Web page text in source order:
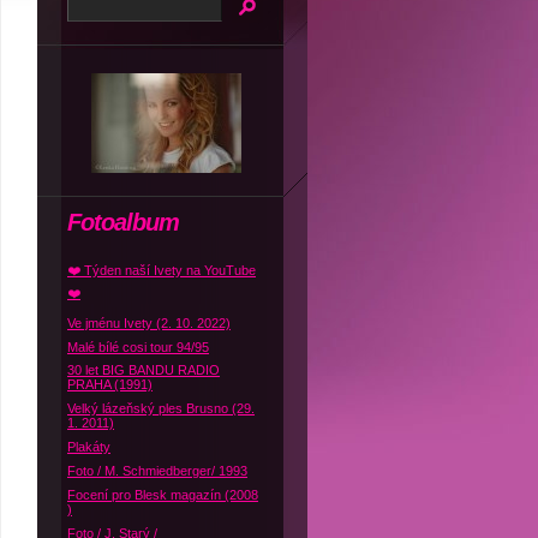
Fotoalbum
❤️ Týden naší Ivety na YouTube
❤️
Ve jménu Ivety (2. 10. 2022)
Malé bílé cosi tour 94/95
30 let BIG BANDU RADIO
PRAHA (1991)
Velký lázeňský ples Brusno (29.
1. 2011)
Plakáty
Foto / M. Schmiedberger/ 1993
Focení pro Blesk magazín (2008
)
Foto / J. Starý /